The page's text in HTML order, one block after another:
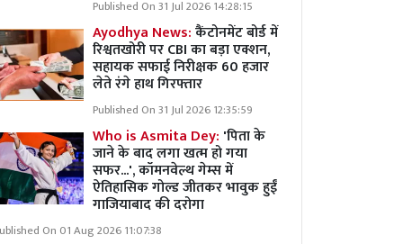
Published On 31 Jul 2026 14:28:15
Ayodhya News:कैंटोनमेंट बोर्ड में
रिश्वतखोरी पर CBI का बड़ा एक्शन,
सहायक सफाई निरीक्षक 60 हजार
लेते रंगे हाथ गिरफ्तार
Published On 31 Jul 2026 12:35:59
Who is Asmita Dey: 'पिता के
जाने के बाद लगा खत्म हो गया
सफर...', कॉमनवेल्थ गेम्स में
ऐतिहासिक गोल्ड जीतकर भावुक हुईं
गाजियाबाद की दरोगा
On 01 Aug 2026 11:07:38